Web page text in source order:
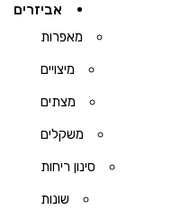
אביזרים
מאפרות
מיצויים
מצתים
משקלים
סינון ריחות
שונות